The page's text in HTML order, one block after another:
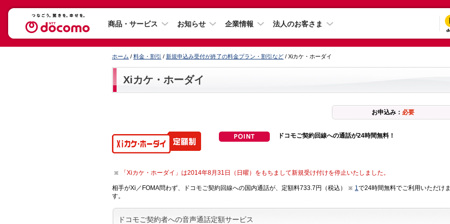
商品・サービス お知らせ 企業情報 法人のお客さま
ホーム / 料金・割引 / 新規申込み受付が終了の料金プラン・割引など / Xiカケ・ホーダイ
Xiカケ・ホーダイ
お申込み： 必要
ドコモご契約回線への通話が24時間無料！
「Xiカケ・ホーダイ」は2014年8月31日（日曜）をもちまして新規受け付けを停止いたしました。
相手がXi／FOMA問わず、ドコモご契約回線への国内通話が、定額料733.7円（税込） 1 で24時間無料でご利用いただけま
す。
ドコモご契約者への音声通話定額サービス